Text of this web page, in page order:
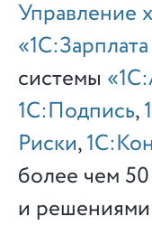
Управление
системы
1С:Подпись,
Риски,
более чем
и